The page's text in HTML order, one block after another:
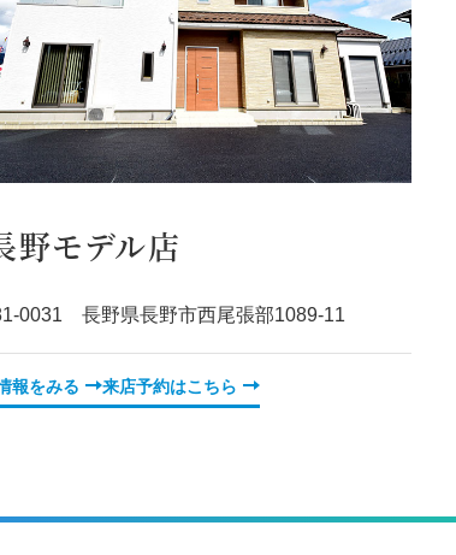
野モデル店
0031 長野県長野市西尾張部1089-11
報をみる 来店予約はこちら